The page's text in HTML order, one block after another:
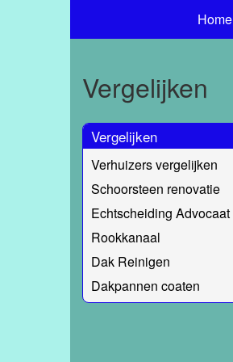
Home
Vergelijken
Vergelijken
Verhuizers vergelijken
Schoorsteen renovatie
Echtscheiding Advocaat
Rookkanaal
Dak Reinigen
Dakpannen coaten